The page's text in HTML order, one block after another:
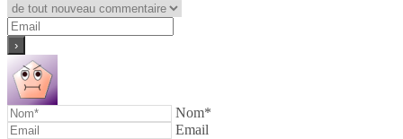
Nom*
Email